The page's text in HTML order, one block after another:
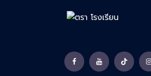
FacebookYouTubeTikTok